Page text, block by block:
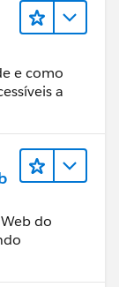
e como
a
do